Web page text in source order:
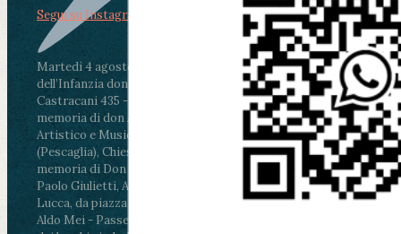
Martedì 4 agosto2026
ore 11:30 - Lucca, Scuola
dell’Infanzia don Aldo Mei - Viale Castruccio
Castracani 435 - Inaugurazione murales in
memoria di don Aldo Mei curato dal Liceo
Artistico e Musicale “Passaglia”
ore 18 - Fiano
(Pescaglia), Chiesa parrocchiale - Messa in
memoria di Don Aldo Mei celebrata da mons.
Paolo Giulietti, Arcivescovo di Lucca
ore 20.30 -
Lucca, da piazza San Michele al Cippo di don
Aldo Mei - Passeggiata della Memoria in alcuni
Segui su Instagram